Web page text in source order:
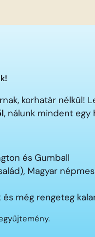
korhatár nélkül!
, nálunk mindent egy
és Gumball
Magyar
és még rengeteg